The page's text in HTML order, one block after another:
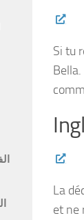
Si tu
La
et ne